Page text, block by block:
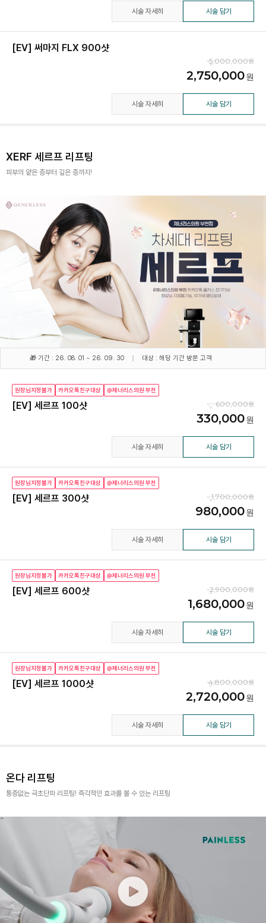
시술 자세히 시술 담기
[EV] 써마지 FLX 900샷
5,000,000
2,750,000
시술 자세히 시술 담기
XERF 세르프 리프팅
피부의 얕은 층부터 깊은 층까지!
🎁 기간 : 26. 08. 01 ~ 26. 09. 30 대상 : 해당 기간 방문 고객
원장님지정불가 카카오톡친구대상 @제너리스의원 부천
[EV] 세르프 100샷 600,000
330,000
시술 자세히 시술 담기
원장님지정불가 카카오톡친구대상 @제너리스의원 부천
[EV] 세르프 300샷 1,700,000
980,000
시술 자세히 시술 담기
원장님지정불가 카카오톡친구대상 @제너리스의원 부천
[EV] 세르프 600샷 2,900,000
1,680,000
시술 자세히 시술 담기
원장님지정불가 카카오톡친구대상 @제너리스의원 부천
[EV] 세르프 1000샷 4,800,000
2,720,000
시술 자세히 시술 담기
온다 리프팅
통증없는 극초단파 리프팅! 즉각적인 효과를 볼 수 있는 리프팅